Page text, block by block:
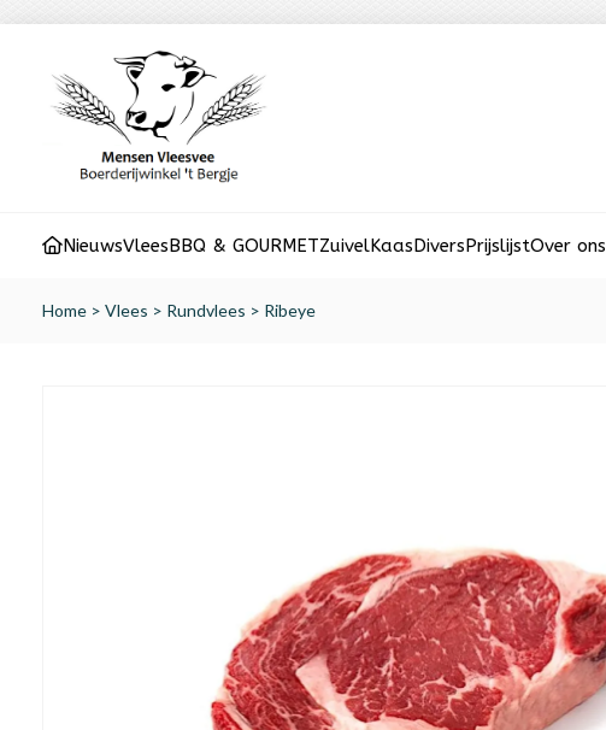
NieuwsVleesBBQ & GOURMETZuivelKaasDiversPrijslijstOver ons
Home > Vlees > Rundvlees > Ribeye